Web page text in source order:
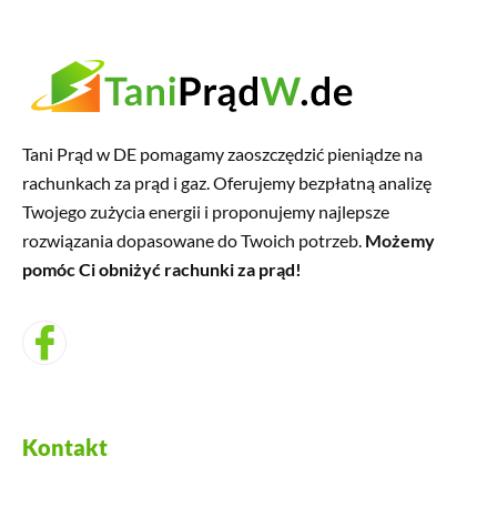
Tani Prąd w DE pomagamy zaoszczędzić pieniądze na
rachunkach za prąd i gaz. Oferujemy bezpłatną analizę
Twojego zużycia energii i proponujemy najlepsze
rozwiązania dopasowane do Twoich potrzeb. Możemy
pomóc Ci obniżyć rachunki za prąd!
Kontakt